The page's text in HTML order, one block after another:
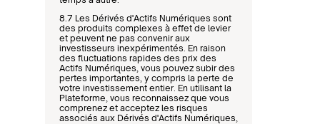
8.7 Les Dérivés d'Actifs Numériques sont
des produits complexes à effet de levier
et peuvent ne pas convenir aux
investisseurs inexpérimentés. En raison
des fluctuations rapides des prix des
Actifs Numériques, vous pouvez subir des
pertes importantes, y compris la perte de
votre investissement entier. En utilisant la
Plateforme, vous reconnaissez que vous
comprenez et acceptez les risques
associés aux Dérivés d'Actifs Numériques,